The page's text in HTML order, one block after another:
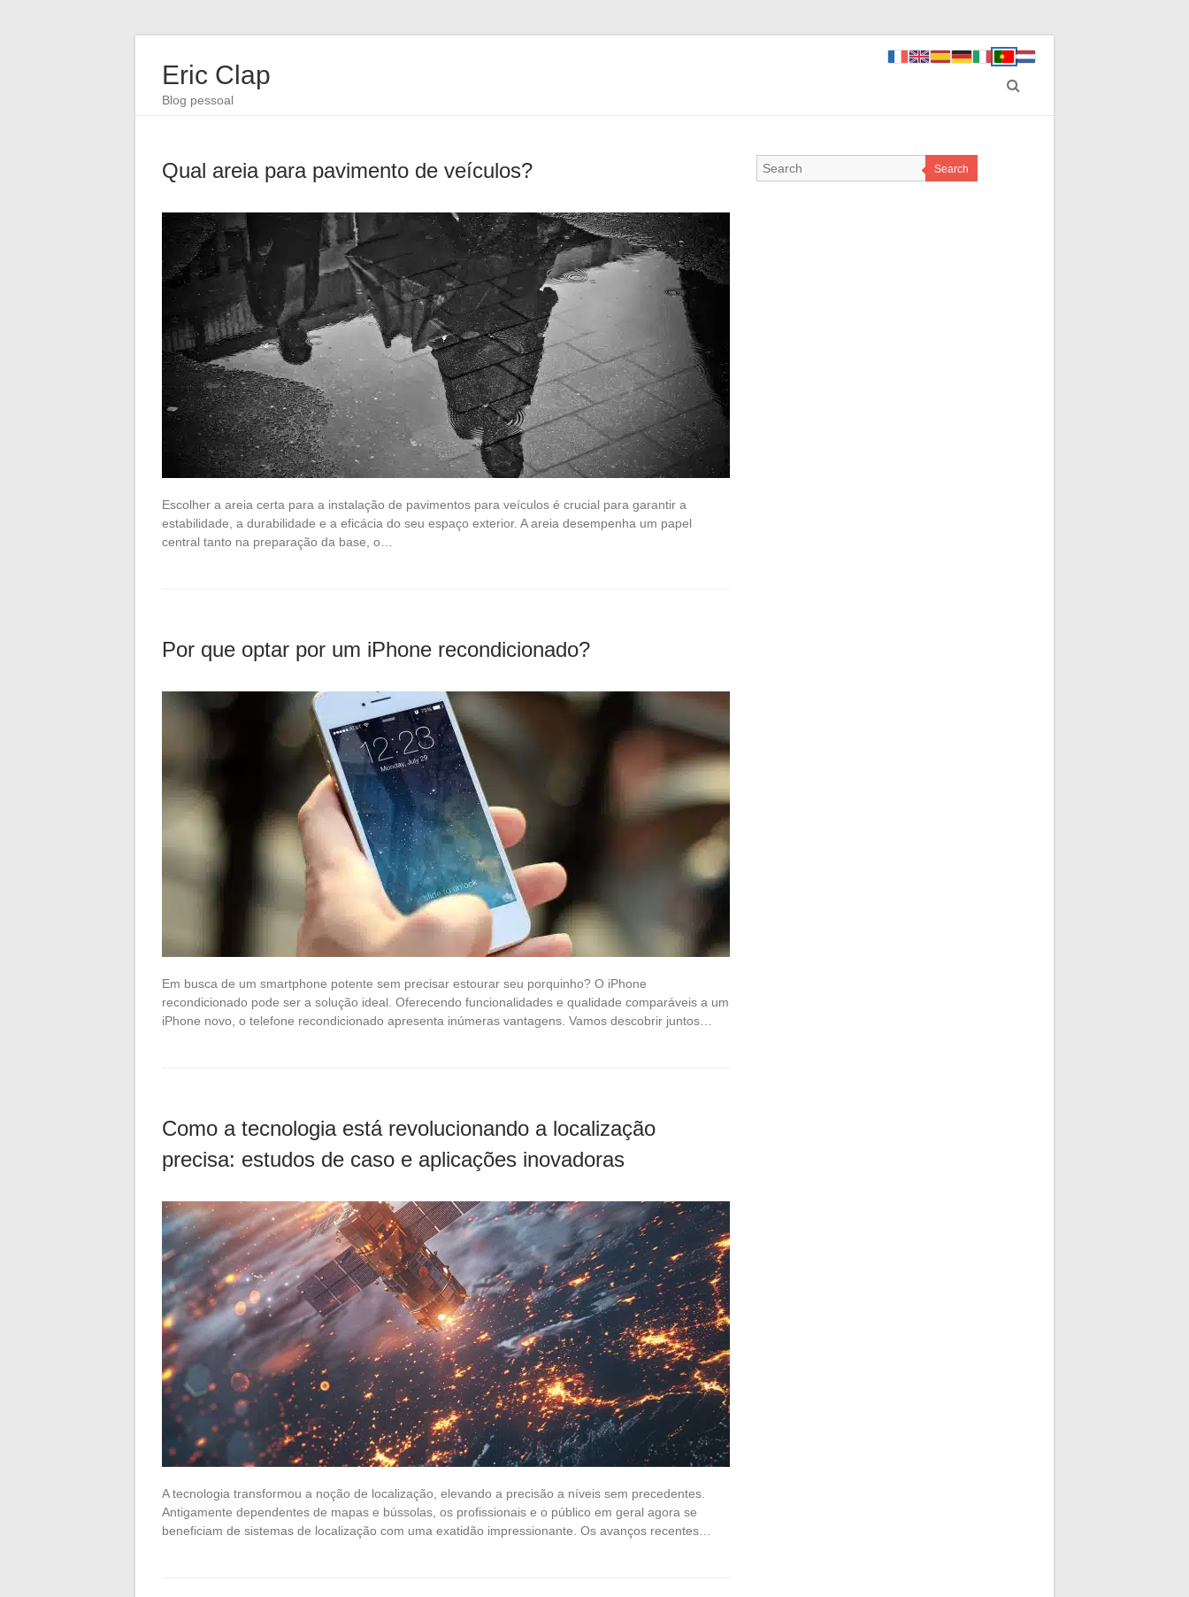
Eric Clap
Blog pessoal
Qual areia para pavimento de veículos?
Escolher a areia certa para a instalação de pavimentos para veículos é crucial para garantir a
estabilidade, a durabilidade e a eficácia do seu espaço exterior. A areia desempenha um papel
central tanto na preparação da base, o…
Por que optar por um iPhone recondicionado?
Em busca de um smartphone potente sem precisar estourar seu porquinho? O iPhone
recondicionado pode ser a solução ideal. Oferecendo funcionalidades e qualidade comparáveis a um
iPhone novo, o telefone recondicionado apresenta inúmeras vantagens. Vamos descobrir juntos…
Como a tecnologia está revolucionando a localização
precisa: estudos de caso e aplicações inovadoras
A tecnologia transformou a noção de localização, elevando a precisão a níveis sem precedentes.
Antigamente dependentes de mapas e bússolas, os profissionais e o público em geral agora se
beneficiam de sistemas de localização com uma exatidão impressionante. Os avanços recentes…
Search